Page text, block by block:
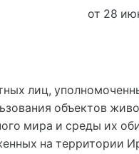
от 28
лиц,
объектов
мира и среды их
на территории